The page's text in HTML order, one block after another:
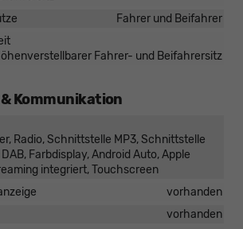
Fahrer und Beifahrer
Fahrer- und Beifahrersitz
Kommunikation
Radio, Schnittstelle MP3, Schnittstelle
Farbdisplay, Android Auto, Apple
integriert, Touchscreen
vorhanden
vorhanden